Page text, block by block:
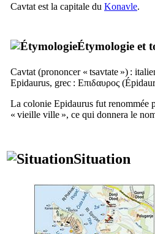
Cavtat est la capitale du Konavle.
Étymologie et
Cavtat (prononcer « tsavtate ») :
Epidaurus, grec : Επιδαυρος
La colonie Epidaurus fut renommée
« vieille ville », ce qui donnera le
Situation